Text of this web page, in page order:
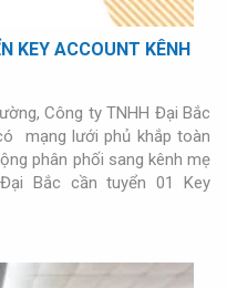
KEY ACCOUNT KÊNH
Công ty TNHH Đại Bắc
mạng lưới phủ khắp toàn
phân phối sang kênh mẹ
Bắc cần tuyển 01 Key